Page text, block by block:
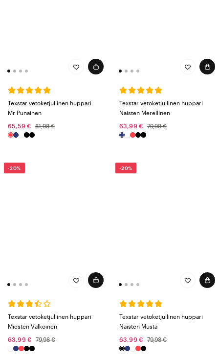
Texstar vetoketjullinen huppari
Mr Punainen
65,59 €
81,98 €
Texstar vetoketjullinen huppari
Naisten Merellinen
63,99 €
79,98 €
-20%
Texstar vetoketjullinen huppari
Miesten Valkoinen
63,99 €
79,98 €
-20%
Texstar vetoketjullinen huppari
Naisten Musta
63,99 €
79,98 €